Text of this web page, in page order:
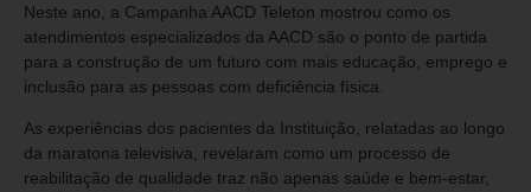
Neste ano, a Campanha AACD Teleton mostrou como os
atendimentos especializados da AACD são o ponto de partida
para a construção de um futuro com mais educação, emprego e
inclusão para as pessoas com deficiência física.
As experiências dos pacientes da Instituição, relatadas ao longo
da maratona televisiva, revelaram como um processo de
reabilitação de qualidade traz não apenas saúde e bem-estar,